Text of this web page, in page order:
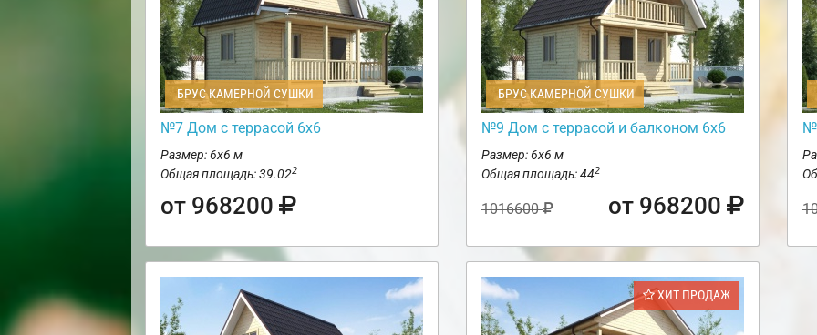
БРУС КАМЕРНОЙ СУШКИ
№7 Дом с террасой 6х6
Размер: 6х6 м
Общая площадь: 39.022
от 968200
БРУС КАМЕРНОЙ СУШКИ
№9 Дом с террасой и балконом 6х6
Размер: 6х6 м
Общая площадь: 442
1016600 от 968200
ХИТ ПРОДАЖ